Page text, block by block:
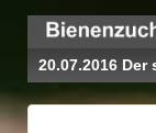
20.07.2016